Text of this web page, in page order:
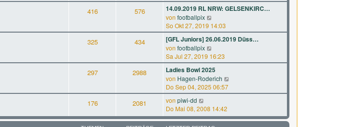
r
g
e
B
e
i
t
r
a
g
u
e
t
e
B
e
t
r
a
416 576 14.09.2019 RL NRW: GELSENKIRC…
von footballpix
e
u
e
t
e
B
e
t
r
So Okt 27, 2019 14:03
325 434 [GFL Juniors] 26.06.2019 Düss…
von footballpix
e
u
e
s
t
r
B
e
Sa Jul 27, 2019 16:23
297 2988 Ladies Bowl 2025
von Hagen-Roderich
u
t
Do Sep 04, 2025 06:57
176 2081 von piwi-dd
e
u
e
Do Mai 08, 2008 14:42